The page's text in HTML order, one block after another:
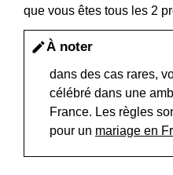
que vous êtes tous les 2
editÀ noter
dans des cas rares,
célébré dans une
France. Les règles
pour un mariage en